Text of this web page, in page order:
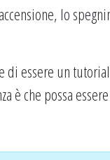
lo
di essere un
è che possa